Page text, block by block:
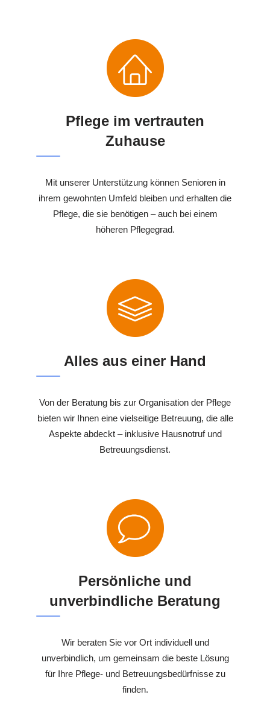
Pflege im vertrauten
Zuhause
Mit unserer Unterstützung können Senioren in
ihrem gewohnten Umfeld bleiben und erhalten die
Pflege, die sie benötigen – auch bei einem
höheren Pflegegrad.
Alles aus einer Hand
Von der Beratung bis zur Organisation der Pflege
bieten wir Ihnen eine vielseitige Betreuung, die alle
Aspekte abdeckt – inklusive Hausnotruf und
Betreuungsdienst.
Persönliche und
unverbindliche Beratung
Wir beraten Sie vor Ort individuell und
unverbindlich, um gemeinsam die beste Lösung
für Ihre Pflege- und Betreuungsbedürfnisse zu
finden.